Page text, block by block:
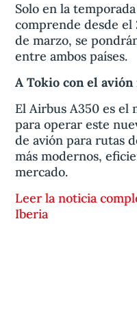
Solo en la
comprende desde el
de marzo, se
entre ambos países.
A Tokio con el
El Airbus A350 es el
para operar este
de avión para rutas
más modernos,
mercado.
Leer la noticia
Iberia